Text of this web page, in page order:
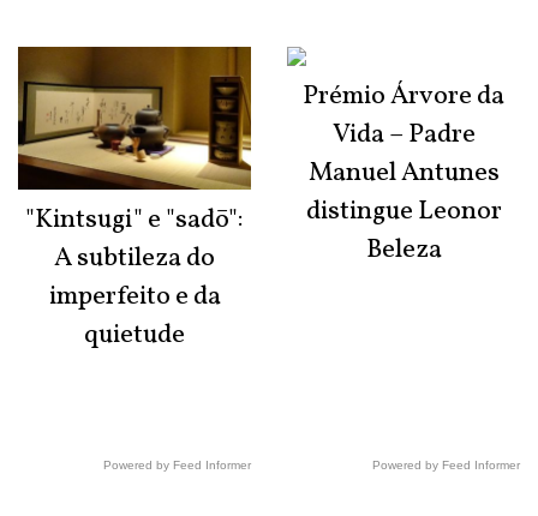
"Kintsugi" e "sadō":
A subtileza do
imperfeito e da
quietude
Powered by Feed Informer
Prémio Árvore da
Vida – Padre
Manuel Antunes
distingue Leonor
Beleza
Powered by Feed Informer